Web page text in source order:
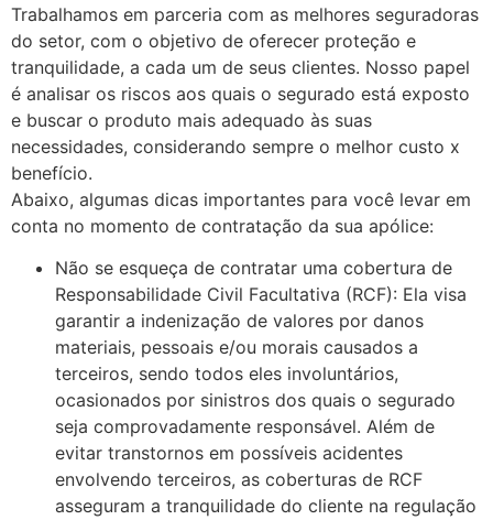
Trabalhamos em parceria com as melhores seguradoras
do setor, com o objetivo de oferecer proteção e
tranquilidade, a cada um de seus clientes. Nosso papel
é analisar os riscos aos quais o segurado está exposto
e buscar o produto mais adequado às suas
necessidades, considerando sempre o melhor custo x
benefício.
Abaixo, algumas dicas importantes para você levar em
conta no momento de contratação da sua apólice:
Não se esqueça de contratar uma cobertura de
Responsabilidade Civil Facultativa (RCF): Ela visa
garantir a indenização de valores por danos
materiais, pessoais e/ou morais causados a
terceiros, sendo todos eles involuntários,
ocasionados por sinistros dos quais o segurado
seja comprovadamente responsável. Além de
evitar transtornos em possíveis acidentes
envolvendo terceiros, as coberturas de RCF
asseguram a tranquilidade do cliente na regulação